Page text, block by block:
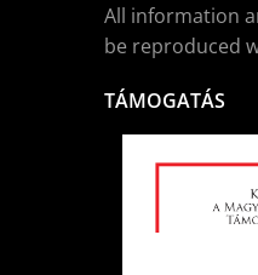
All information
be reproduced
TÁMOGATÁS